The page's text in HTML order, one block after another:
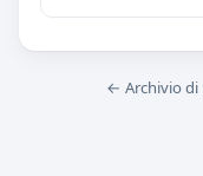
← Archivio di